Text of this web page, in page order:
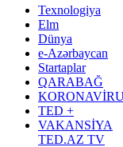
Texnologiya
Elm
Dünya
e-Azərbaycan
Startaplar
QARABAĞ
TED +
VAKANSİYA
TED.AZ TV